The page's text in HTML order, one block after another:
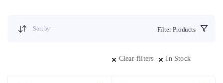
Filter Products
Sort by
Clear filters In Stock